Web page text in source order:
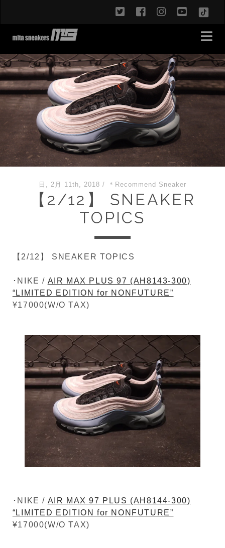
twitterfacebookinstagram
日, 2月 11th, 2018 / ＊Recommend Sneaker
【2/12】 SNEAKER
TOPICS
【2/12】 SNEAKER TOPICS
･NIKE / AIR MAX PLUS 97 (AH8143-300)
“LIMITED EDITION for NONFUTURE”
¥17000(W/O TAX)
･NIKE / AIR MAX 97 PLUS (AH8144-300)
“LIMITED EDITION for NONFUTURE”
¥17000(W/O TAX)